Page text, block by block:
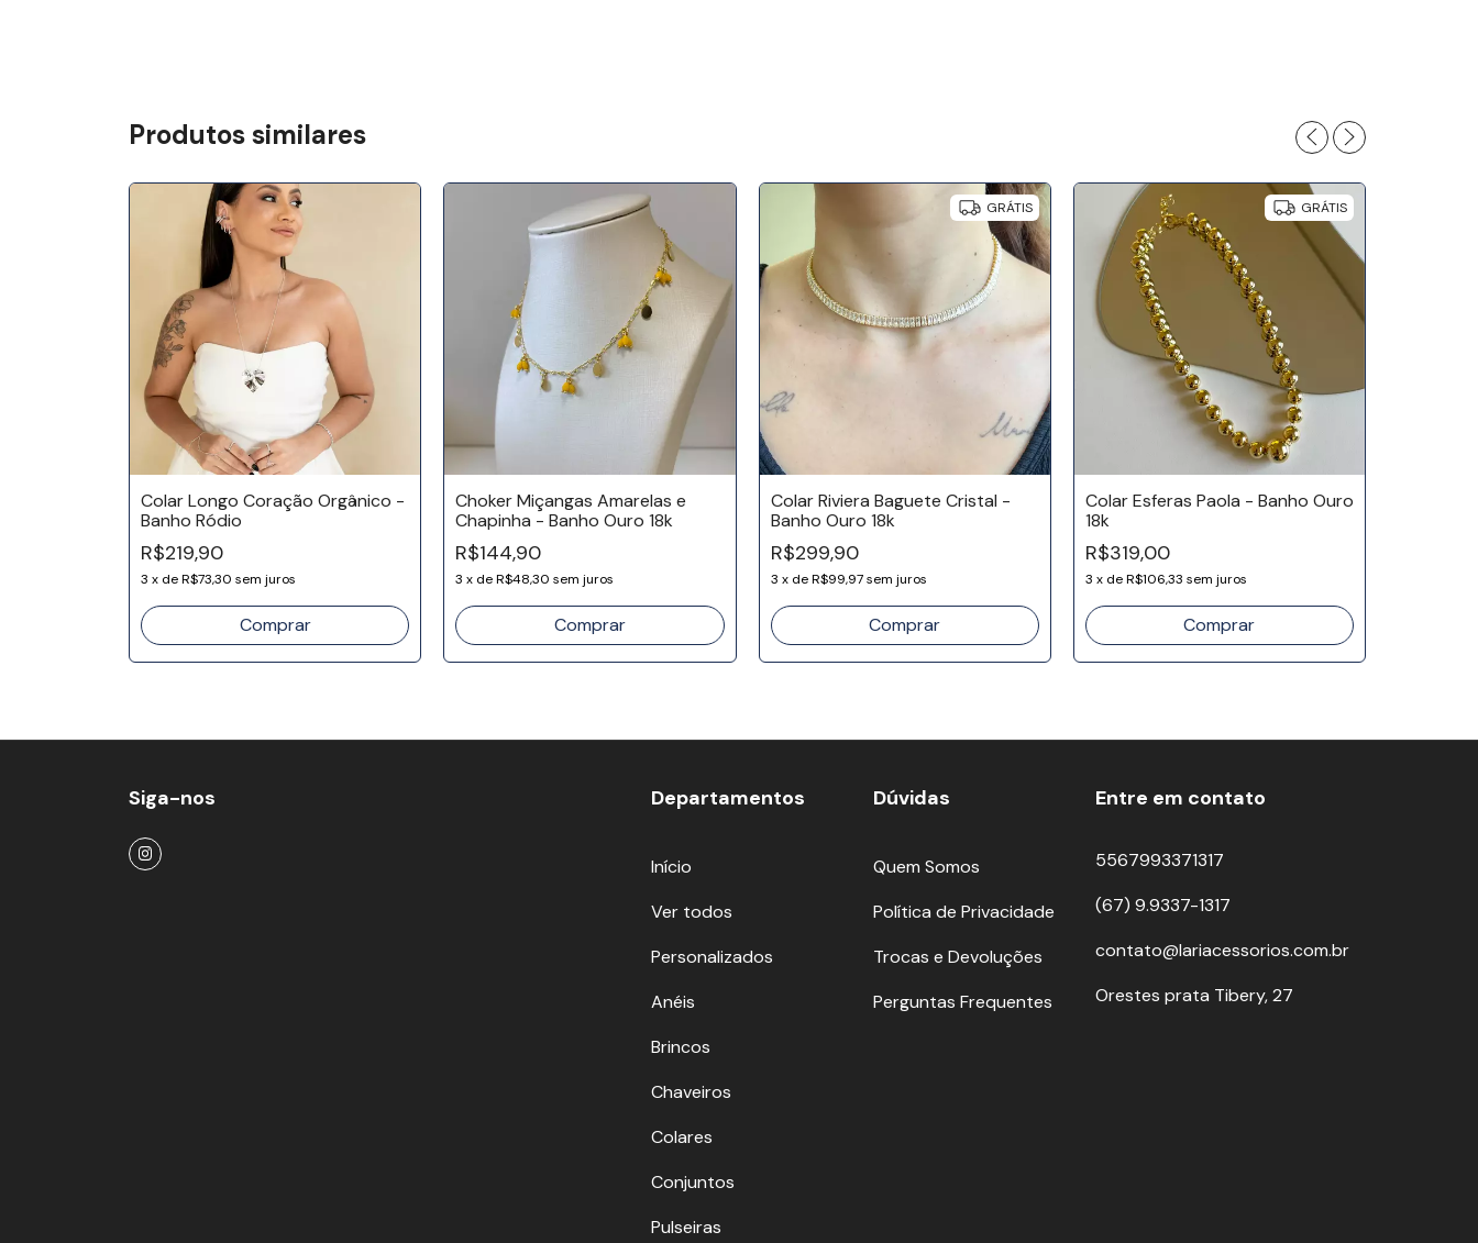
Produtos similares
Colar Longo Coração Orgânico -
Banho Ródio
R$219,90
3 x deR$73,30 sem juros
Choker Miçangas Amarelas e
Chapinha - Banho Ouro 18k
R$144,90
3 x deR$48,30 sem juros
GRÁTIS
Colar Riviera Baguete Cristal -
Banho Ouro 18k
R$299,90
3 x deR$99,97 sem juros
GRÁTIS
Colar Esferas Paola - Banho Ouro
18k
R$319,00
3 x deR$106,33 sem juros
Siga-nos Departamentos
Início
Ver todos
Personalizados
Anéis
Brincos
Chaveiros
Colares
Conjuntos
Pulseiras
Dúvidas
Quem Somos
Política de Privacidade
Trocas e Devoluções
Perguntas Frequentes
Entre em contato
5567993371317
(67) 9.9337-1317
contato@lariacessorios.com.br
Orestes prata Tibery, 27